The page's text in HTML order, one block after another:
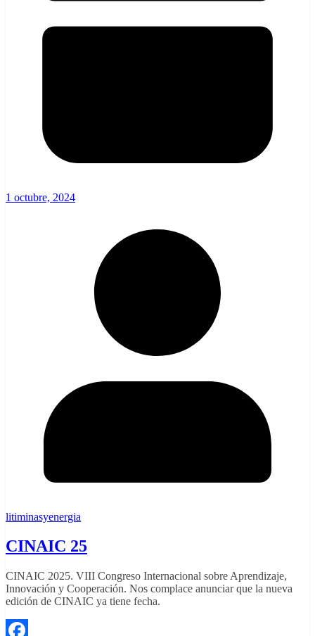
1 octubre, 2024
litiminasyenergia
CINAIC 25
CINAIC 2025. VIII Congreso Internacional sobre Aprendizaje,
Innovación y Cooperación. Nos complace anunciar que la nueva
edición de CINAIC ya tiene fecha.